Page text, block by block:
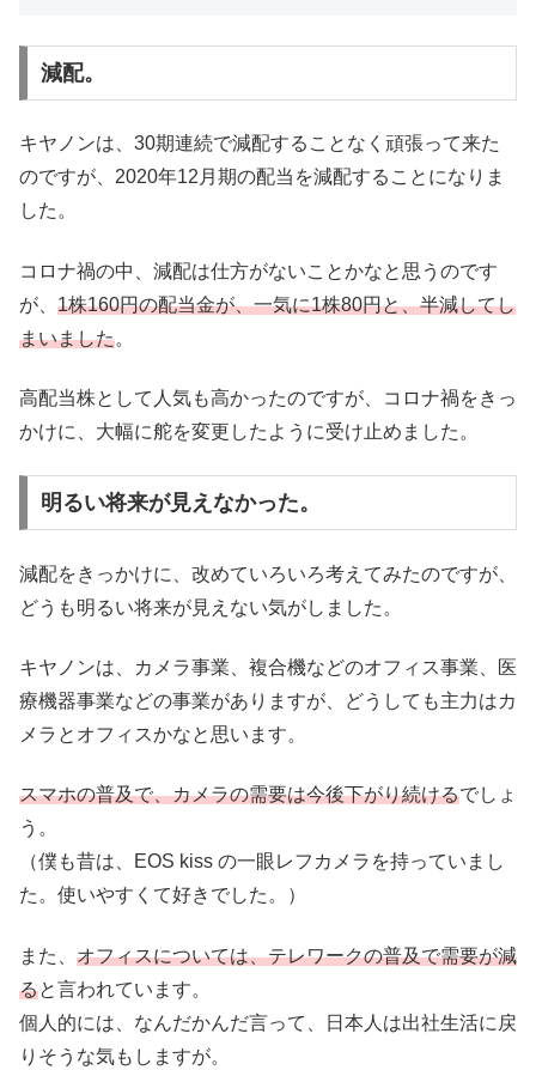
減配。
キヤノンは、30期連続で減配することなく頑張って来た
のですが、2020年12月期の配当を減配することになりま
した。
コロナ禍の中、減配は仕方がないことかなと思うのです
が、 1株160円の配当金が、一気に1株80円と、半減してし
まいました。
高配当株として人気も高かったのですが、コロナ禍をきっ
かけに、大幅に舵を変更したように受け止めました。
明るい将来が見えなかった。
減配をきっかけに、改めていろいろ考えてみたのですが、
どうも明るい将来が見えない気がしました。
キヤノンは、カメラ事業、複合機などのオフィス事業、医
療機器事業などの事業がありますが、どうしても主力はカ
メラとオフィスかなと思います。
スマホの普及で、カメラの需要は今後下がり続けるでしょ
う。
（僕も昔は、EOS kiss の一眼レフカメラを持っていまし
た。使いやすくて好きでした。）
また、 オフィスについては、テレワークの普及で需要が減
ると言われています。
個人的には、なんだかんだ言って、日本人は出社生活に戻
りそうな気もしますが。